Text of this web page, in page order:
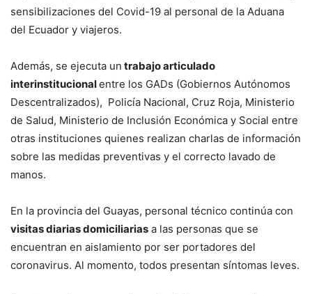
sensibilizaciones del Covid-19 al personal de la Aduana
del Ecuador y viajeros.
Además, se ejecuta un trabajo articulado
interinstitucionalentre los GADs (Gobiernos Autónomos
Descentralizados), Policía Nacional, Cruz Roja, Ministerio
de Salud, Ministerio de Inclusión Económica y Social entre
otras instituciones quienes realizan charlas de información
sobre las medidas preventivas y el correcto lavado de
manos.
En la provincia del Guayas, personal técnico continúa con
visitas diarias domiciliarias a las personas que se
encuentran en aislamiento por ser portadores del
coronavirus. Al momento, todos presentan síntomas leves.